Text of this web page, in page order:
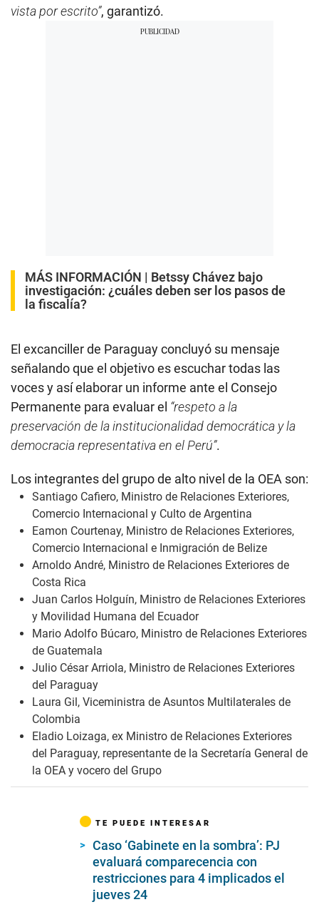
vista por escrito”, garantizó.
MÁS INFORMACIÓN | Betssy Chávez bajo
investigación: ¿cuáles deben ser los pasos de
la fiscalía?
El excanciller de Paraguay concluyó su mensaje
señalando que el objetivo es escuchar todas las
voces y así elaborar un informe ante el Consejo
Permanente para evaluar el “respeto a la
preservación de la institucionalidad democrática y la
democracia representativa en el Perú”.
Los integrantes del grupo de alto nivel de la OEA son:
Santiago Cafiero, Ministro de Relaciones Exteriores,
Comercio Internacional y Culto de Argentina
Eamon Courtenay, Ministro de Relaciones Exteriores,
Comercio Internacional e Inmigración de Belize
Arnoldo André, Ministro de Relaciones Exteriores de
Costa Rica
Juan Carlos Holguín, Ministro de Relaciones Exteriores
y Movilidad Humana del Ecuador
Mario Adolfo Búcaro, Ministro de Relaciones Exteriores
de Guatemala
Julio César Arriola, Ministro de Relaciones Exteriores
del Paraguay
Laura Gil, Viceministra de Asuntos Multilaterales de
Colombia
Eladio Loizaga, ex Ministro de Relaciones Exteriores
del Paraguay, representante de la Secretaría General de
la OEA y vocero del Grupo
TE PUEDE INTERESAR
Caso ‘Gabinete en la sombra’: PJ
evaluará comparecencia con
restricciones para 4 implicados el
jueves 24